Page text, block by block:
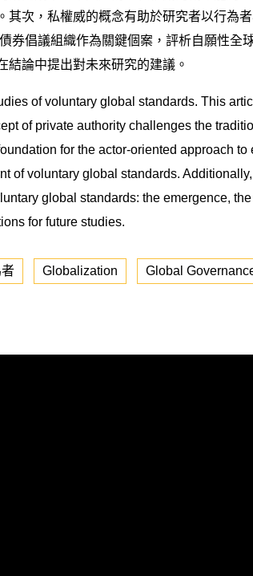
次，私權威的概念有助於研究者以行為
倡議組織作為關鍵個案，評析自願性全
論中提出對未來研究的建議。
of voluntary global standards. This
of private authority challenges the
for the actor-oriented approach
of voluntary global standards.
global standards: the emergence,
for future studies.
Globalization Global